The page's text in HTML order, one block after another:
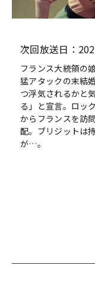
次回放送日：
フランス大統領の
猛アタックの末結
つ浮気されるかと
る」と宣言。ロッ
からフランスを訪
配。ブリジットは
が…。